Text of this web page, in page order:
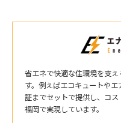
省エネで快適な住環境を支
す。例えばエコキュートや
証までセットで提供し、コ
福岡で実現しています。